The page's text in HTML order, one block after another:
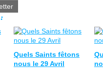
Quels Saints fêtons
nous le 29 Avril